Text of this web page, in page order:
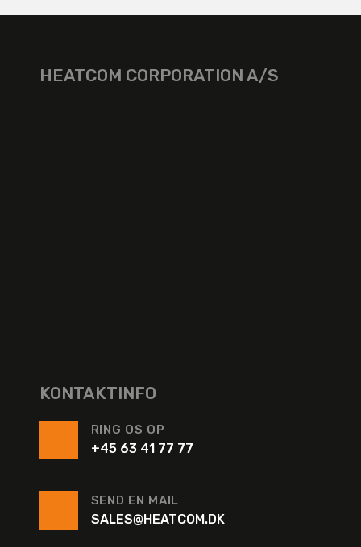
HEATCOM CORPORATION A/S
KONTAKTINFO
RING OS OP
+45 63 41 77 77
SEND EN MAIL
SALES@HEATCOM.DK